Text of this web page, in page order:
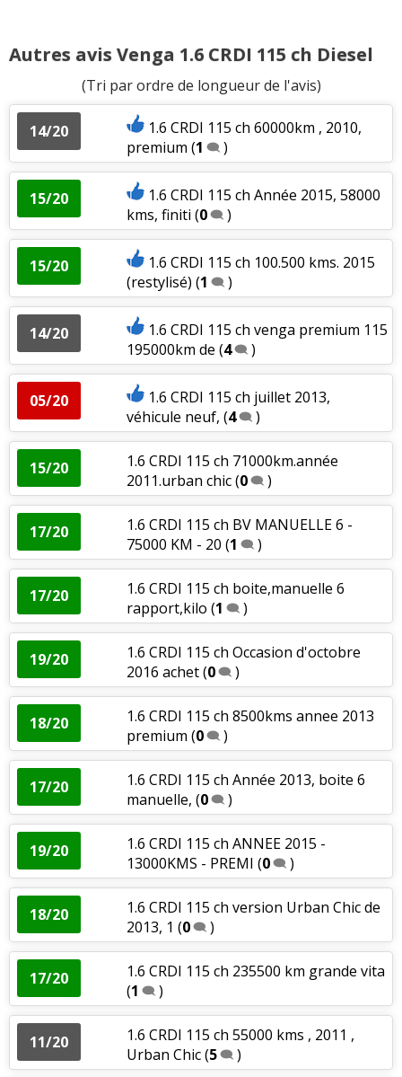
Autres avis Venga 1.6 CRDI 115 ch Diesel
(Tri par ordre de longueur de l'avis)
14/20
1.6 CRDI 115 ch 60000km , 2010,
premium (1 )
15/20
1.6 CRDI 115 ch Année 2015, 58000
kms, finiti (0 )
15/20
1.6 CRDI 115 ch 100.500 kms. 2015
(restylisé) (1 )
14/20
1.6 CRDI 115 ch venga premium 115
195000km de (4 )
05/20
1.6 CRDI 115 ch juillet 2013,
véhicule neuf, (4 )
15/20
1.6 CRDI 115 ch 71000km.année
2011.urban chic(0 )
17/20
1.6 CRDI 115 ch BV MANUELLE 6 -
75000 KM - 20 (1 )
17/20
1.6 CRDI 115 ch boite,manuelle 6
rapport,kilo (1 )
19/20
1.6 CRDI 115 ch Occasion d'octobre
2016 achet(0 )
18/20
1.6 CRDI 115 ch 8500kms annee 2013
premium (0 )
17/20
1.6 CRDI 115 ch Année 2013, boite 6
manuelle, (0 )
19/20
1.6 CRDI 115 ch ANNEE 2015 -
13000KMS - PREMI (0 )
18/20
1.6 CRDI 115 ch version Urban Chic de
2013, 1 (0 )
17/20
1.6 CRDI 115 ch 235500 km grande vita
(1 )
11/20
1.6 CRDI 115 ch 55000 kms , 2011 ,
Urban Chic(5 )